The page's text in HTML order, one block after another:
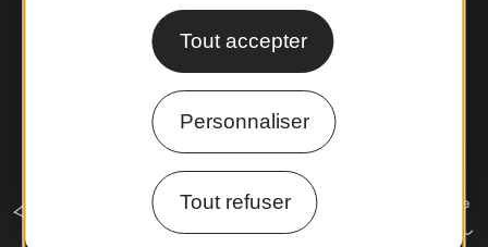
Tout accepter
Personnaliser
Tout refuser